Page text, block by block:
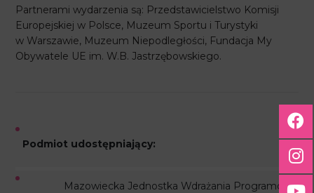
Partnerami wydarzenia są: Przedstawicielstwo Komisji
Europejskiej w Polsce, Muzeum Sportu i Turystyki
w Warszawie, Muzeum Niepodległości, Fundacja My
Obywatele UE im. W.B. Jastrzębowskiego.
Podmiot udostępniający:
Mazowiecka Jednostka Wdrażania Programów